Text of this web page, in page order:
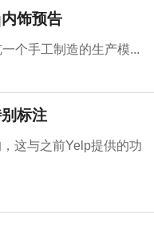
饰预告
个手工制造的生产模...
标注
这与之前Yelp提供的功